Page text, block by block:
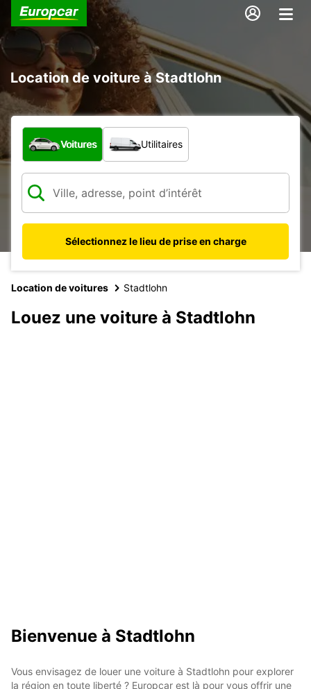
Location de voiture à Stadtlohn
Quel type de véhicule ?
Voitures Utilitaires
Sélectionnez le lieu de prise en charge
Location de voitures Stadtlohn
Louez une voiture à Stadtlohn
Bienvenue à Stadtlohn
Vous envisagez de louer une voiture à Stadtlohn pour explorer
la région en toute liberté ? Europcar est là pour vous offrir une